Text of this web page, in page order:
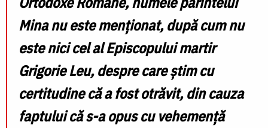
Mina nu este menționat, după cum nu
este nici cel al Episcopului martir
Grigorie Leu, despre care știm cu
certitudine că a fost otrăvit, din cauza
faptului că s-a opus cu vehemență